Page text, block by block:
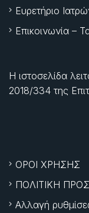
Ευρετήριο
Επικοινωνία –
Η ιστοσελίδα
2018/334 της
ΟΡΟΙ ΧΡΗΣΗΣ
ΠΟΛΙΤΙΚΗ
Αλλαγή